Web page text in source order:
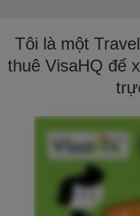
Tôi là một
thuê VisaHQ để